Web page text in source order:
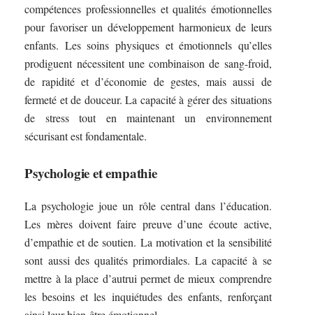
compétences professionnelles et qualités émotionnelles
pour favoriser un développement harmonieux de leurs
enfants. Les soins physiques et émotionnels qu’elles
prodiguent nécessitent une combinaison de sang-froid,
de rapidité et d’économie de gestes, mais aussi de
fermeté et de douceur. La capacité à gérer des situations
de stress tout en maintenant un environnement
sécurisant est fondamentale.
Psychologie et empathie
La psychologie joue un rôle central dans l’éducation.
Les mères doivent faire preuve d’une écoute active,
d’empathie et de soutien. La motivation et la sensibilité
sont aussi des qualités primordiales. La capacité à se
mettre à la place d’autrui permet de mieux comprendre
les besoins et les inquiétudes des enfants, renforçant